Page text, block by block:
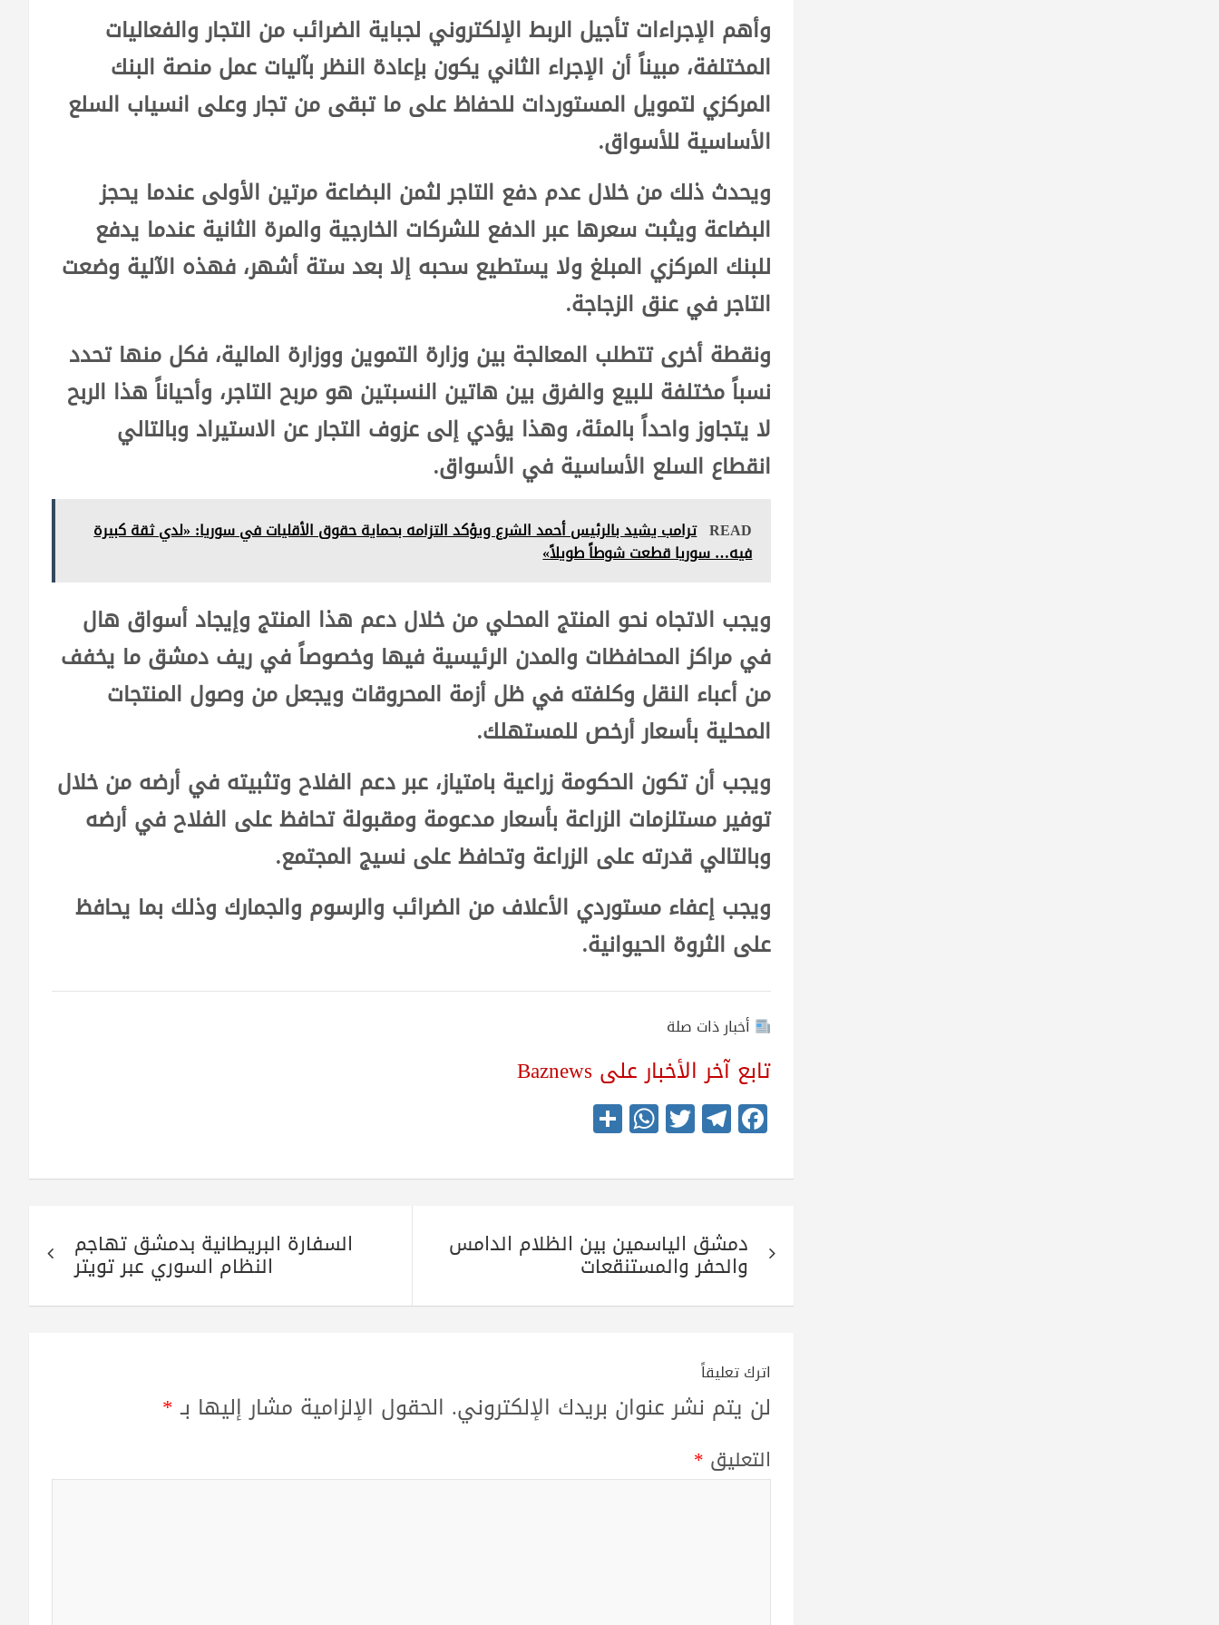
وأهم الإجراءات تأجيل الربط الإلكتروني لجباية الضرائب من التجار والفعاليات
المختلفة، مبيناً أن الإجراء الثاني يكون بإعادة النظر بآليات عمل منصة البنك
المركزي لتمويل المستوردات للحفاظ على ما تبقى من تجار وعلى انسياب السلع
الأساسية للأسواق.
ويحدث ذلك من خلال عدم دفع التاجر لثمن البضاعة مرتين الأولى عندما يحجز
البضاعة ويثبت سعرها عبر الدفع للشركات الخارجية والمرة الثانية عندما يدفع
للبنك المركزي المبلغ ولا يستطيع سحبه إلا بعد ستة أشهر، فهذه الآلية وضعت
التاجر في عنق الزجاجة.
ونقطة أخرى تتطلب المعالجة بين وزارة التموين ووزارة المالية، فكل منها تحدد
نسباً مختلفة للبيع والفرق بين هاتين النسبتين هو مربح التاجر، وأحياناً هذا الربح
لا يتجاوز واحداً بالمئة، وهذا يؤدي إلى عزوف التجار عن الاستيراد وبالتالي
انقطاع السلع الأساسية في الأسواق.
READ ترامب يشيد بالرئيس أحمد الشرع ويؤكد التزامه بحماية حقوق الأقليات في سوريا: «لدي ثقة كبيرة
فيه… سوريا قطعت شوطاً طويلاً»
ويجب الاتجاه نحو المنتج المحلي من خلال دعم هذا المنتج وإيجاد أسواق هال
في مراكز المحافظات والمدن الرئيسية فيها وخصوصاً في ريف دمشق ما يخفف
من أعباء النقل وكلفته في ظل أزمة المحروقات ويجعل من وصول المنتجات
المحلية بأسعار أرخص للمستهلك.
ويجب أن تكون الحكومة زراعية بامتياز، عبر دعم الفلاح وتثبيته في أرضه من خلال
توفير مستلزمات الزراعة بأسعار مدعومة ومقبولة تحافظ على الفلاح في أرضه
وبالتالي قدرته على الزراعة وتحافظ على نسيج المجتمع.
ويجب إعفاء مستوردي الأعلاف من الضرائب والرسوم والجمارك وذلك بما يحافظ
على الثروة الحيوانية.
أخبار ذات صلة
تابع آخر الأخبار على Baznews
Fa
ce
bo
Te
le
gr
m
T
wi
tte
W
ha
ts
pp
S
ha
re
المقالاتدمشق الياسمين بين الظلام الدامس
والحفر والمستنقعات
السفارة البريطانية بدمشق تهاجم
النظام السوري عبر تويتر
اترك تعليقاً
لن يتم نشر عنوان بريدك الإلكتروني. الحقول الإلزامية مشار إليها بـ*
التعليق *